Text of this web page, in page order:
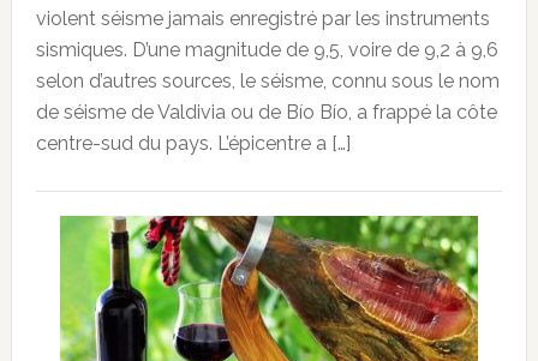
violent séisme jamais enregistré par les instruments
sismiques. D’une magnitude de 9,5, voire de 9,2 à 9,6
selon d’autres sources, le séisme, connu sous le nom
de séisme de Valdivia ou de Bío Bío, a frappé la côte
centre-sud du pays. L’épicentre a […]